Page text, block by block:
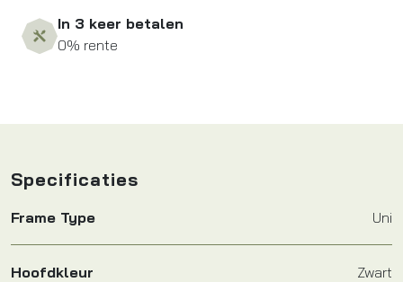
In 3 keer betalen
0% rente
Specificaties
Frame Type Uni
Hoofdkleur Zwart